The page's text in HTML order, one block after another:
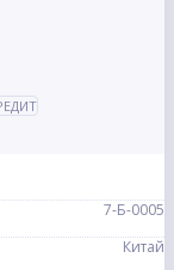
7-Б-0005
Китай